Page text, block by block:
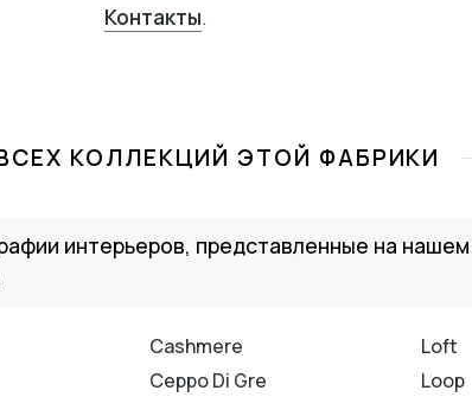
Контакты.
КОЛЛЕКЦИЙ ЭТОЙ ФАБРИКИ
интерьеров, представленные на
Cashmere
Ceppo Di Gre
Loft
Loop